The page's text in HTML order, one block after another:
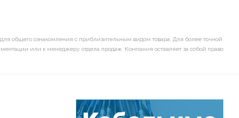
общего ознакомления с приблизительным видом товара. Для более точной
или к менеджеру отдела продаж. Компания оставляет за собой право